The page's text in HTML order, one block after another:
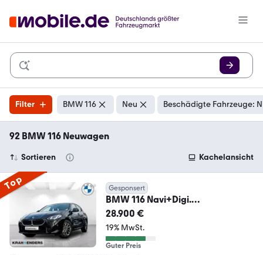
Filter BMW 116 Neu Beschädigte Fahrzeuge:
92 BMW 116 Neuwagen
Sortieren Kachelansicht
Top Gesponsert
BMW 116 Navi+Digi.
Cockpit+LED+Klimaautom
Musikstr.
28.900 €
19% MwSt.
Guter Preis